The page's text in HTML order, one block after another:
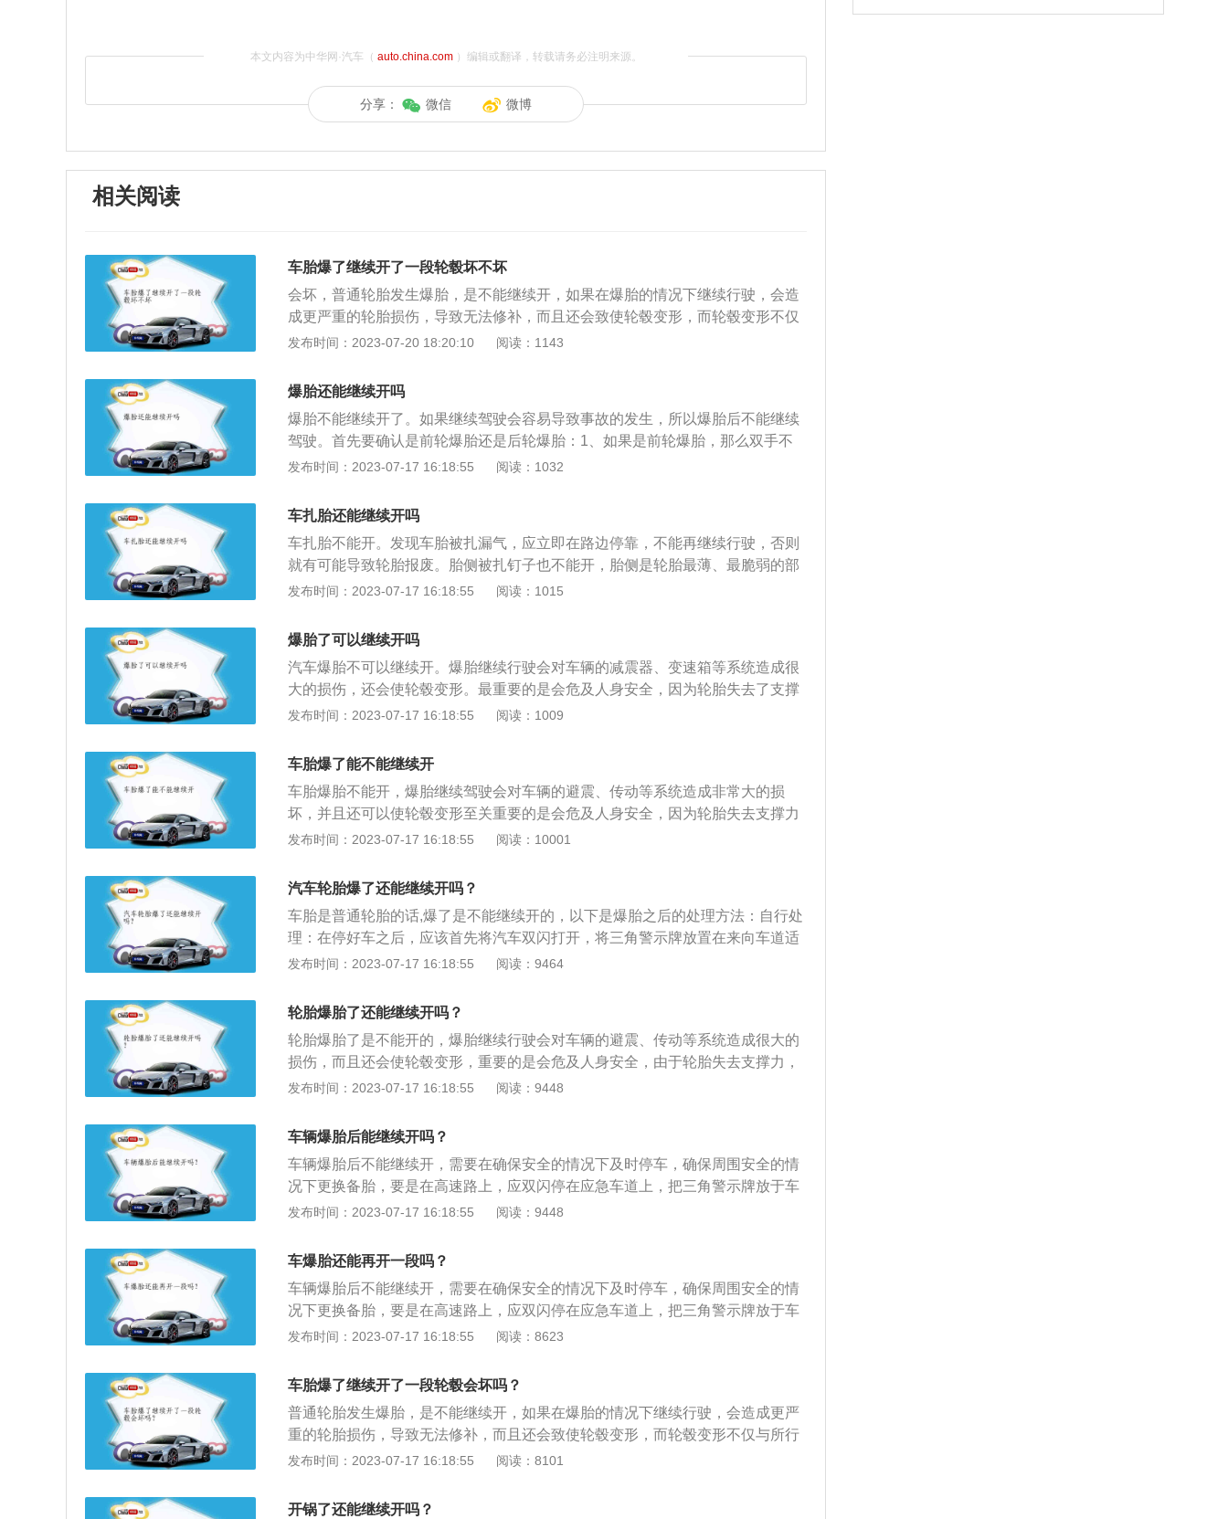
本文内容为中华网·汽车（ auto.china.com）编辑或翻译，转载请务必注明来源。
分享： 微信 微博
相关阅读
车胎爆了继续开了一段轮毂坏不坏
会坏，普通轮胎发生爆胎，是不能继续开，如果在爆胎的情况下继续行驶，会造
成更严重的轮胎损伤，导致无法修补，而且还会致使轮毂变形，而轮毂变形不仅
与所行驶的距离有关，还与所行驶的速度有关。一般情况下，如果是防爆胎轮胎
很大的安全隐患，而且到时候轮胎和轮毂都要更换。车胎，是轮胎的通称，通常
用耐磨橡胶材料制成，有实心胎和充气胎之分，充气胎由内胎和外胎组成。一般
厂家将轮胎的使用寿命定为3年。
发布时间：2023-07-20 18:20:10 阅读：1143
爆胎还能继续开吗
爆胎不能继续开了。如果继续驾驶会容易导致事故的发生，所以爆胎后不能继续
驾驶。首先要确认是前轮爆胎还是后轮爆胎：1、如果是前轮爆胎，那么双手不
能乱动，一定要握紧方向盘，调整车头方向，动作不能过大或者过猛。另外，更
门将汽车速度缓降下来，值得提及的是，与前轮爆胎不一样，由于后轮不具有导
向功能，而且一般车的后轮承载重量相对不高，因此，后轮爆胎并不是非常危
险，只需要握稳方向盘。3、车速下降后，打开双闪警示灯，将车停在安全的地
方，将后三角板放在车后道路上，然后迅速更换备胎。有些汽车备胎不是全尺寸
轮胎，通常标有最高限速，行驶时不能超过最高车速。更换备胎的方法如下：
2、把轮胎的轮毂罩取下，就可以看到轮毂上的四颗螺丝，先把螺丝拧松，但不
要着急取下来。3、把千斤顶的缝口对准汽车大梁位置，顺时针旋转即可用千斤
顶把轮子部位的车上顶起来，一直到轮胎完全离开地面为止。4、把四颗螺丝取
装上螺帽拧紧即可。6、取下来千斤顶，盖上轮毂罩就完成了车轮胎的更换。预
轮胎防扎处理；4、定期将轮胎换位；5、定期修正车轮平衡度；6、定期清理小
石子。
发布时间：2023-07-17 16:18:55 阅读：1032
车扎胎还能继续开吗
车扎胎不能开。发现车胎被扎漏气，应立即在路边停靠，不能再继续行驶，否则
就有可能导致轮胎报废。胎侧被扎钉子也不能开，胎侧是轮胎最薄、最脆弱的部
位，损伤后就有潜在爆胎的隐患。如果轮胎被扎并未漏气，车主也不要擅自拔掉
的维修店；轮胎漏气严重，不要强行驾驶，不仅轮胎对轮胎没有好处，反而存在
驾驶危险。补胎的方法也是不同的，一般分为两种：胶条补胎和冷补。胶条补胎
的优点是不用拆装轮胎、也不用做动平衡，方便快捷；但其缺点也十分明显，胶
条补胎需要将原有的伤口扩大，会对轮胎造成损害，并且时间一久就会有漏气的
风险。冷补是目前使用最广泛的方法，能修补绝大部分的伤口，但是其缺点是，
发布时间：2023-07-17 16:18:55 阅读：1015
爆胎了可以继续开吗
汽车爆胎不可以继续开。爆胎继续行驶会对车辆的减震器、变速箱等系统造成很
大的损伤，还会使轮毂变形。最重要的是会危及人身安全，因为轮胎失去了支撑
力，车身的稳定性严重降低，所以这个时候非常容易发生出行事故。爆胎后需要
速路上，应打开双闪停在应急车道上，把三角警示牌放于车辆后面100米处。需
要确定左侧无车，才能够开门下车。要是没有备胎，不可以强行行车，需要叫拖
车，毕竟叫拖车的费用远远低于更换轮毂的费用。轮胎是橡胶制品，伴随着时间
的推进，轮胎橡胶会发生老化现象，轮胎的安全系数会大幅度降低。通常轮胎能
够使用三年；如轮胎遭受意外冲击，扎钉，划伤等情况，一定要查验受伤情况，
好的，建议依然是要更换，由于轮胎原料的具体材质是橡胶，橡胶在长期放置的
情况下便会老化，更何况汽车使用环境常常也会遭受风吹日晒。轮胎老化后，所
带来的隐患不少，轻则是在正常行车的情况下会增加耗油量，而重则会由于轮胎
当你意识到汽车爆胎时，千万不要惊慌。我们必须尽力调整方向盘。汽车转弯
急制动。2.尽量保持车辆直行，然后松开油门，使用点刹或不要直接操作，等待
车辆慢慢停下。整个过程中不允许大规模操作，否则容易影响车辆的侧翻和甩
尾。3.将车尽量停在安全的地方，打开双闪，车后放置三角警示牌。4.公共汽车
上的所有人员都应该疏散到安全的地方。5.呼叫救援或自行更换备胎。需要注意
米，普通公路白天50米，夜间150米)。如果警示标志太近，会离事故车辆太近，
来不及反应，容易影响出行事故。而且不能用其他任何物品代替，否则会被视为
高速违章停车，不仅会扣分还会被罚款。另外需要注意的是，更换备胎必须在保
证自身安全的前提下进行。
发布时间：2023-07-17 16:18:55 阅读：1009
车胎爆了能不能继续开
车胎爆胎不能开，爆胎继续驾驶会对车辆的避震、传动等系统造成非常大的损
坏，并且还可以使轮毂变形至关重要的是会危及人身安全，因为轮胎失去支撑力
车身的稳定性严重降低，这个时候候非常容易发生事故。车胎爆了是不可以继续
内，找最近的汽车修理厂，爆胎面积小的话是可以修补的，面积大的话，建议直
接换新的。更换备胎的时候需要注意的问题很多，首先是要将车停在安全的到路
边，在高速上发生爆胎后，将车停在应急车道，然后在车后15米放置三角警示
架，目的也是给后车提个醒，防止二次事故的发生。
发布时间：2023-07-17 16:18:55 阅读：10001
汽车轮胎爆了还能继续开吗？
车胎是普通轮胎的话,爆了是不能继续开的，以下是爆胎之后的处理方法：自行处
理：在停好车之后，应该首先将汽车双闪打开，将三角警示牌放置在来向车道适
当的位置上（高速晚上250米，高速白天150米，普通公路白天50米，晚上150
安全的地方等待救援。电话救援：如果车胎爆了需要打电话救援，如果是在高速
上，可以打全国统一的高速公路救援电话12122；如果是在普通道路上，建议优
先打保险公司的电话，因为很多保险公司有提供一次免费拖车的服务；再者，可
以拨打114查询附近的汽修厂；爆胎救援电话还可参考全国各地区24小时紧急救
援、咨询、投诉电话。
发布时间：2023-07-17 16:18:55 阅读：9464
轮胎爆胎了还能继续开吗？
轮胎爆胎了是不能开的，爆胎继续行驶会对车辆的避震、传动等系统造成很大的
损伤，而且还会使轮毂变形，重要的是会危及人身安全，由于轮胎失去支撑力，
车身的稳定性严重下降，这时候很容易发生交通事故，当务之急，应缓慢减速将
上装配的接地滚动的圆环形弹性橡胶制品，轮胎通常安装在金属轮辋上，能支承
车身、缓冲外界冲击，实现与路面的接触并保证车辆的行驶性能。
发布时间：2023-07-17 16:18:55 阅读：9448
车辆爆胎后能继续开吗？
车辆爆胎后不能继续开，需要在确保安全的情况下及时停车，确保周围安全的情
况下更换备胎，要是在高速路上，应双闪停在应急车道上，把三角警示牌放于车
辆后面100米处，需要确定左侧无车，才可以开门下车，没有备胎不可以强行行
车在高速行驶的时候忽然爆胎会使车辆侧偏，急刹车会使这种侧偏更加严重，从
而导致翻车；2、缓慢减速的同时，要双手紧握方向盘，向爆胎的反方向转，以
保证车辆的直线行驶。
发布时间：2023-07-17 16:18:55 阅读：9448
车爆胎还能再开一段吗？
车辆爆胎后不能继续开，需要在确保安全的情况下及时停车，确保周围安全的情
况下更换备胎，要是在高速路上，应双闪停在应急车道上，把三角警示牌放于车
辆后面100米处，需要确定左侧无车，才可以开门下车，没有备胎不可以强行行
为车在高速行驶的时候忽然爆胎会使车辆侧偏，急刹车会使这种侧偏更加严重，
从而导致翻车。缓慢行驶：缓慢减速的同时，要双手紧握方向盘，向爆胎的反方
向转，以保证车辆的直线行驶。
发布时间：2023-07-17 16:18:55 阅读：8623
车胎爆了继续开了一段轮毂会坏吗？
普通轮胎发生爆胎，是不能继续开，如果在爆胎的情况下继续行驶，会造成更严
重的轮胎损伤，导致无法修补，而且还会致使轮毂变形，而轮毂变形不仅与所行
驶的距离有关，还与所行驶的速度有关。一般情况下，如果在爆胎之后低速开了
而且到时候轮胎和轮毂都要更换，将会花费更多的钱。如下是扩展资料：1、及
发布时间：2023-07-17 16:18:55 阅读：8101
开锅了还能继续开吗？
响；<&list>3.稳定器的转向胶套和球头